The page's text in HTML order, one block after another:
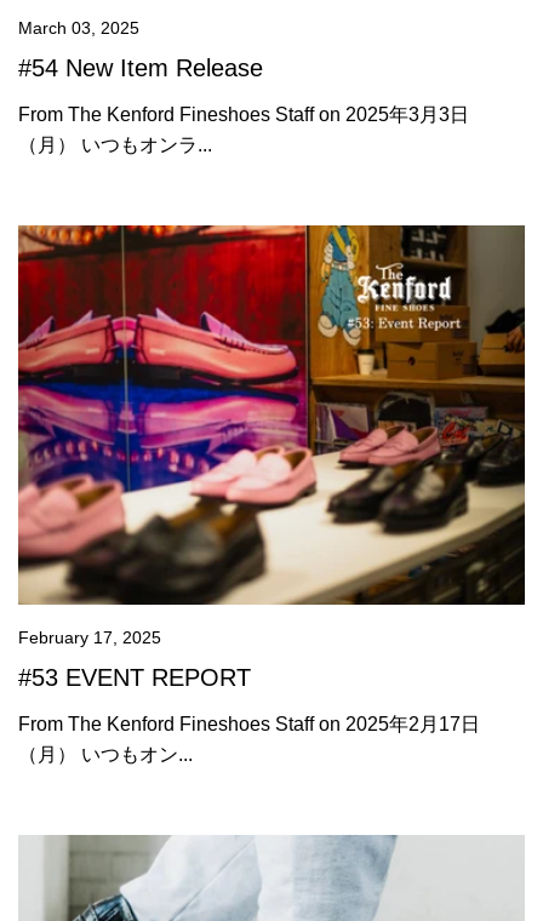
March 03, 2025
#54 New Item Release
From The Kenford Fineshoes Staff on 2025年3月3日
（月） いつもオンラ...
February 17, 2025
#53 EVENT REPORT
From The Kenford Fineshoes Staff on 2025年2月17日
（月） いつもオン...